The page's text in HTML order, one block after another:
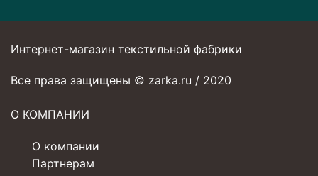
Интернет-магазин текстильной фабрики
Все права защищены © zarka.ru / 2020
О КОМПАНИИ
О компании
Партнерам